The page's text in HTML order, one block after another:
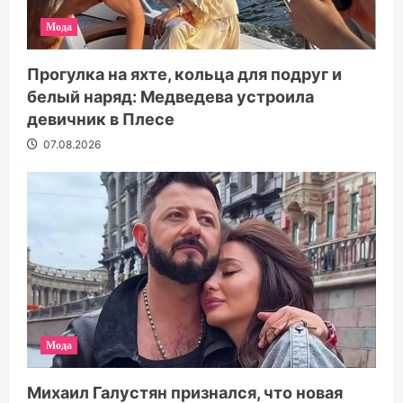
Мода
Прогулка на яхте, кольца для подруг и
белый наряд: Медведева устроила
девичник в Плесе
07.08.2026
Мода
Михаил Галустян признался, что новая